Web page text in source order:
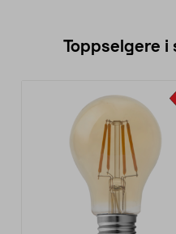
Toppselgere i